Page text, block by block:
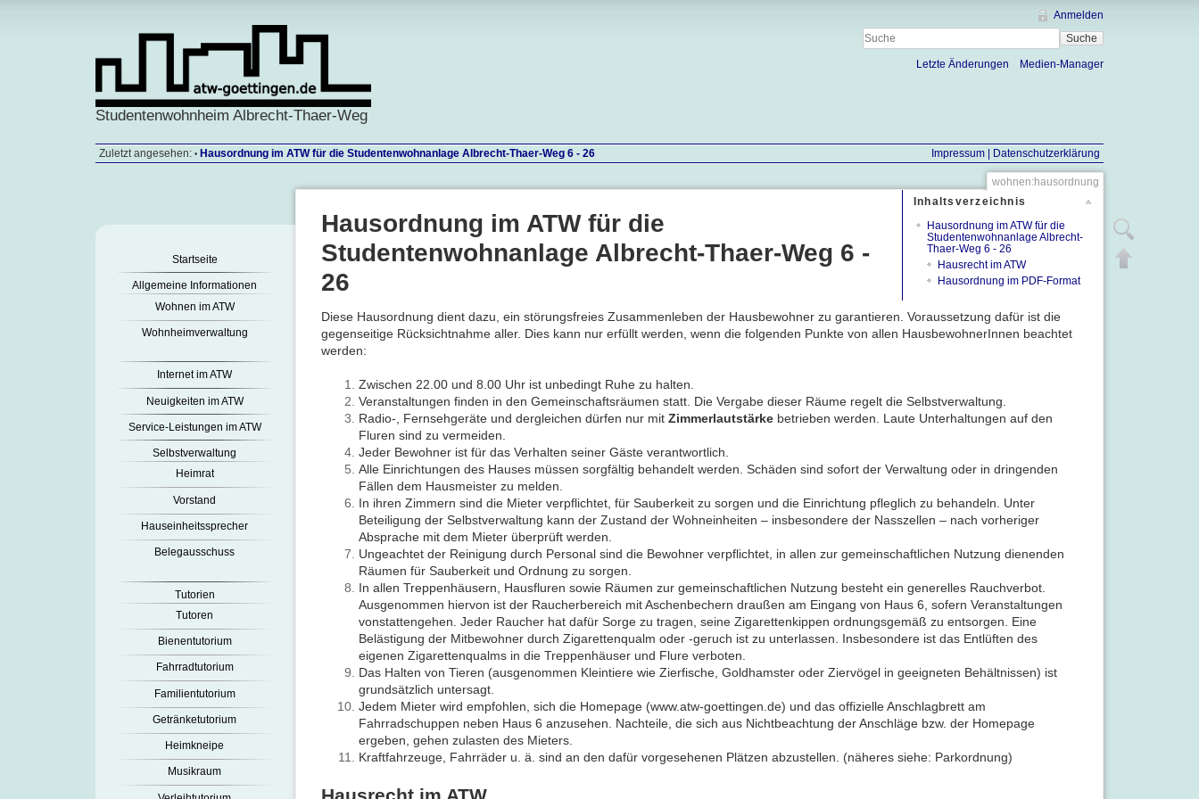
Studentenwohnheim Albrecht-Thaer-Weg
Anmelden
Suche
Letzte Änderungen Medien-Manager
Zuletzt angesehen: • Hausordnung im ATW für die Studentenwohnanlage Albrecht-Thaer-Weg 6 - 26 Datenschutzerklärung
Impressum |
Startseite
Allgemeine Informationen
Wohnen im ATW
Wohnheimverwaltung
Internet im ATW
Neuigkeiten im ATW
Service-Leistungen im ATW
Selbstverwaltung
Heimrat
Vorstand
Hauseinheitssprecher
Belegausschuss
Tutorien
Tutoren
Bienentutorium
Fahrradtutorium
Familientutorium
Getränketutorium
Heimkneipe
Musikraum
wohnen:hausordnung
Inhaltsverzeichnis
Hausordnung im ATW für die
Studentenwohnanlage Albrecht-
Thaer-Weg 6 - 26
Hausrecht im ATW
Hausordnung im PDF-Format
Hausordnung im ATW für die
Studentenwohnanlage Albrecht-Thaer-Weg 6 -
26
Diese Hausordnung dient dazu, ein störungsfreies Zusammenleben der Hausbewohner zu garantieren. Voraussetzung dafür ist die
gegenseitige Rücksichtnahme aller. Dies kann nur erfüllt werden, wenn die folgenden Punkte von allen HausbewohnerInnen beachtet
werden:
Zwischen 22.00 und 8.00 Uhr ist unbedingt Ruhe zu halten.
Veranstaltungen finden in den Gemeinschaftsräumen statt. Die Vergabe dieser Räume regelt die Selbstverwaltung.
Radio-, Fernsehgeräte und dergleichen dürfen nur mitZimmerlautstärke betrieben werden. Laute Unterhaltungen auf den
Fluren sind zu vermeiden.
Jeder Bewohner ist für das Verhalten seiner Gäste verantwortlich.
Alle Einrichtungen des Hauses müssen sorgfältig behandelt werden. Schäden sind sofort der Verwaltung oder in dringenden
Fällen dem Hausmeister zu melden.
In ihren Zimmern sind die Mieter verpflichtet, für Sauberkeit zu sorgen und die Einrichtung pfleglich zu behandeln. Unter
Beteiligung der Selbstverwaltung kann der Zustand der Wohneinheiten – insbesondere der Nasszellen – nach vorheriger
Absprache mit dem Mieter überprüft werden.
Ungeachtet der Reinigung durch Personal sind die Bewohner verpflichtet, in allen zur gemeinschaftlichen Nutzung dienenden
Räumen für Sauberkeit und Ordnung zu sorgen.
In allen Treppenhäusern, Hausfluren sowie Räumen zur gemeinschaftlichen Nutzung besteht ein generelles Rauchverbot.
Ausgenommen hiervon ist der Raucherbereich mit Aschenbechern draußen am Eingang von Haus 6, sofern Veranstaltungen
vonstattengehen. Jeder Raucher hat dafür Sorge zu tragen, seine Zigarettenkippen ordnungsgemäß zu entsorgen. Eine
Belästigung der Mitbewohner durch Zigarettenqualm oder -geruch ist zu unterlassen. Insbesondere ist das Entlüften des
eigenen Zigarettenqualms in die Treppenhäuser und Flure verboten.
Das Halten von Tieren (ausgenommen Kleintiere wie Zierfische, Goldhamster oder Ziervögel in geeigneten Behältnissen) ist
grundsätzlich untersagt.
Jedem Mieter wird empfohlen, sich die Homepage (www.atw-goettingen.de) und das offizielle Anschlagbrett am
Fahrradschuppen neben Haus 6 anzusehen. Nachteile, die sich aus Nichtbeachtung der Anschläge bzw. der Homepage
ergeben, gehen zulasten des Mieters.
Kraftfahrzeuge, Fahrräder u. ä. sind an den dafür vorgesehenen Plätzen abzustellen. (näheres siehe: Parkordnung)
Hausrecht im ATW
Zeige Quelltext
Nach oben